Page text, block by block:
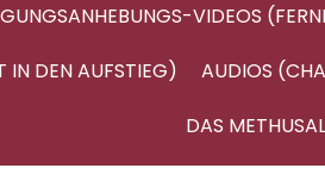
VIDEOS
IN DEN AUFSTIEG)
AUDIOS
DAS